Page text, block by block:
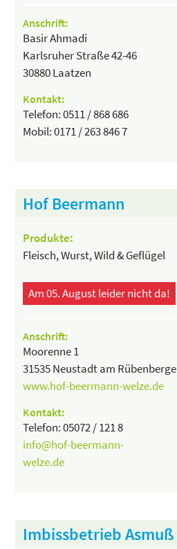
Anschrift:
Basir Ahmadi
Karlsruher Straße 42-46
30880 Laatzen
Kontakt:
Telefon: 0511 / 868 686
Mobil: 0171 / 263 846 7
Hof Beermann
Produkte:
Fleisch, Wurst, Wild & Geflügel
Am 05. August leider nicht da!
Anschrift:
Moorenne 1
31535 Neustadt am Rübenberge
www.hof-beermann-welze.de
Kontakt:
Telefon: 05072 / 121 8
info@hof-beermann-
welze.de
Imbissbetrieb Asmuß